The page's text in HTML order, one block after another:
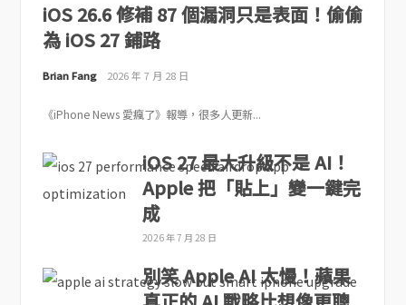
iOS 26.6 修補 87 個漏洞只是表面！偷偷
為 iOS 27 鋪路
Brian Fang 2026 年 7 月 28 日
《iPhone News 愛瘋了》報導，很多人更新...
iOS 27 最大升級不是 AI！
Apple 把「貼上」變一鍵完
成
2026 年 7 月 28 日
別笑 Apple AI 太慢！蘋果